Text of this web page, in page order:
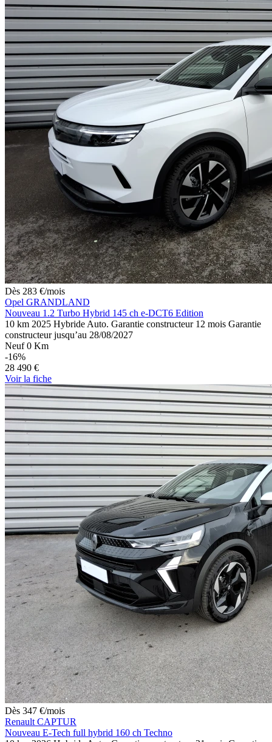
Dès 283 €/mois
Opel GRANDLAND
Nouveau 1.2 Turbo Hybrid 145 ch e-DCT6 Edition
10 km 2025 Hybride Auto. Garantie constructeur 12 mois Garantie
constructeur jusqu’au 28/08/2027
Neuf 0 Km
-16%
28 490 €
Voirla fiche
Dès 347 €/mois
Renault CAPTUR
Nouveau E-Tech full hybrid 160 ch Techno